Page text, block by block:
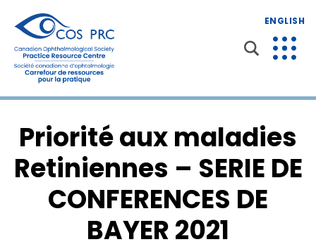
ENGLISH
Priorité aux maladies
Retiniennes – SERIE DE
CONFERENCES DE
BAYER 2021